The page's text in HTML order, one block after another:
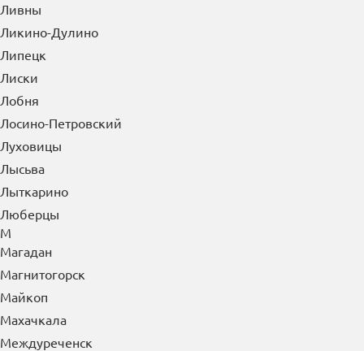
Ливны
Ликино-Дулино
Липецк
Лиски
Лобня
Лосино-Петровский
Луховицы
Лысьва
Лыткарино
Люберцы
М
Магадан
Магнитогорск
Майкоп
Махачкала
Междуреченск